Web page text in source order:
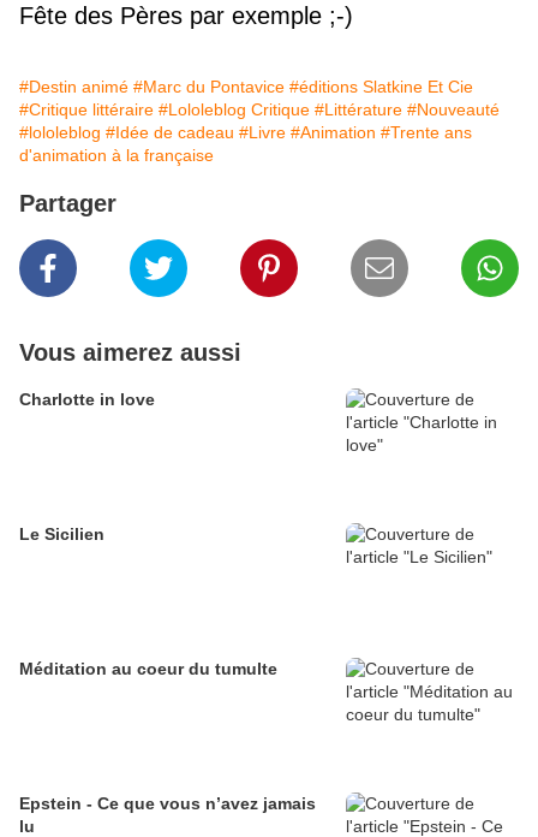
Fête des Pères par exemple ;-)
#Destin animé #Marc du Pontavice #éditions Slatkine Et Cie
#Critique littéraire #Lololeblog Critique #Littérature #Nouveauté
#lololeblog #Idée de cadeau #Livre #Animation #Trente ans
d'animation à la française
Partager
Vous aimerez aussi
Charlotte in love
Le Sicilien
Méditation au coeur du tumulte
Epstein - Ce que vous n’avez jamais
lu